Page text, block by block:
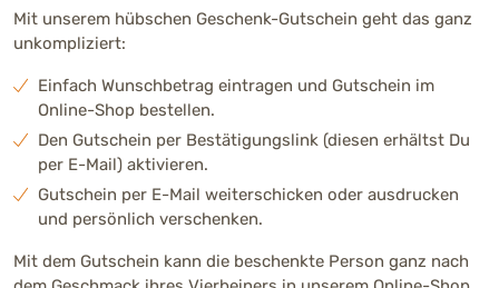
Mit unserem hübschen Geschenk-Gutschein geht das ganz
unkompliziert:
Einfach Wunschbetrag eintragen und Gutschein im
Online-Shop bestellen.
Den Gutschein per Bestätigungslink (diesen erhältst Du
per E-Mail) aktivieren.
Gutschein per E-Mail weiterschicken oder ausdrucken
und persönlich verschenken.
Mit dem Gutschein kann die beschenkte Person ganz nach